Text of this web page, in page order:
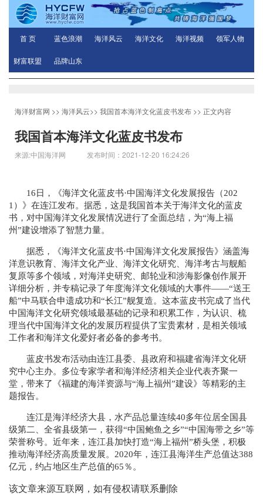
首 页 蓝色浪潮 海洋风云 海洋文化 海洋视频 领军人物
财富联盟 品牌山东
海洋财富网 >> 海洋风云>> 我国首本海洋文化蓝皮书发布 >> 正文内容
我国首本海洋文化蓝皮书发布
来源:中国海洋网 发布时间：2021-12-20 16:24:26
16日，《海洋文化蓝皮书·中国海洋文化发展报告（202
1）》在连江发布。据悉，这是我国首本关于海洋文化的蓝皮
书，对中国海洋文化发展情况进行了全面总结，为“海上福
州”建设增添了智慧力量。
据悉，《海洋文化蓝皮书·中国海洋文化发展报告》涵盖海
洋意识教育、海洋文化产业、海洋文化研究、海洋考古与舰船
复原等多个领域，对海洋史研究、邮轮业和涉海影像创作展开
详细分析，并专稿记录了年度海洋文化领域的大事件——“送王
船”中马联合申遗成功和“长江”舰复造。这本蓝皮书完成了当代
中国海洋文化研究领域最基础的记录和积累工作，为认识、梳
理当代中国海洋文化的发展历程提供了宝贵素材，是相关领域
工作者和海洋文化爱好者必备的参考书。
蓝皮书发布活动由连江县委、县政府和福建省海洋文化研
究中心主办。多位专家学者和海洋经济相关企业代表齐聚一
堂，带来了《福建的海洋资源与“海上福州”建设》等精彩的主
题报告。
连江是海洋经济大县，水产品总量连续40多年位居全国县
级第二、全省县级第一，获得“中国鲍鱼之乡”“中国海带之乡”等
荣誉称号。近年来，连江县加快打造“海上福州”桥头堡，积极
推动海洋经济高质量发展。2020年，连江县海洋生产总值达388
亿元，约占地区生产总值的65％。
该文章来源互联网，如有侵权请联系删除